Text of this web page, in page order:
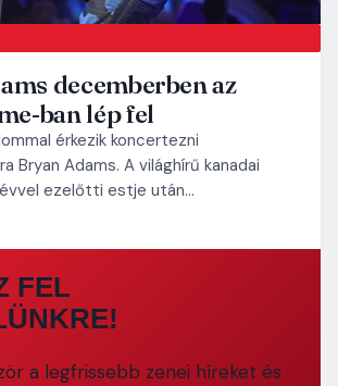
decemberben az
ban lép fel
érkezik koncertezni
Bryan Adams. A világhírű kanadai
ezelőtti estje után…
FEL
a legfrissebb zenei híreket és